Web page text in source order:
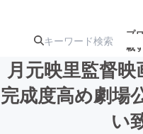
プ
載
注目の
月元映里監督
完成度高め劇場
い